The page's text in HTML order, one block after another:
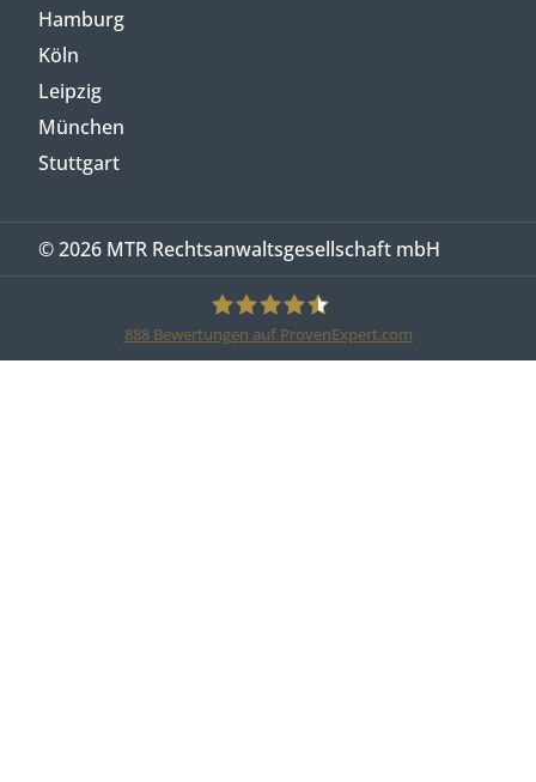
Hamburg
Köln
Leipzig
München
Stuttgart
© 2026 MTR Rechtsanwaltsgesellschaft mbH
888Bewertungen auf ProvenExpert.com